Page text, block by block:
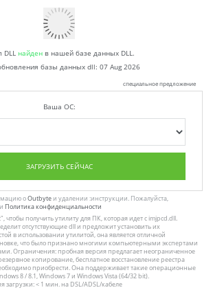
DLL найденв нашей базе данных DLL.
базы данных dll: 07 Aug 2026
специальное предложение
Ваша ОС:
ЗАГРУЗИТЬ СЕЙЧАС
оOutbyteи удалении :инструкции. Пожалуйста,
и Политика конфиденциальности
, чтобы получить утилиту для ПК, которая идет с imjpcd.dll.
отсутствующие dll и предложит установить их
в использовании утилитой, она является отличной
что было признано многими компьютерными экспертами
Ограничения: пробная версия предлагает неограниченное
копирование, бесплатное восстановление реестра
приобрести. Она поддерживает такие операционные
8 / 8.1, Windows 7 и Windows Vista (64/32 bit).
загрузки: < 1 мин. на DSL/ADSL/кабеле